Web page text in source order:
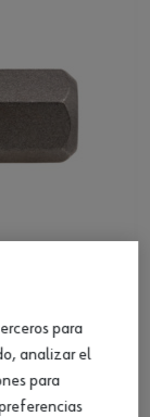
para
analizar el
para